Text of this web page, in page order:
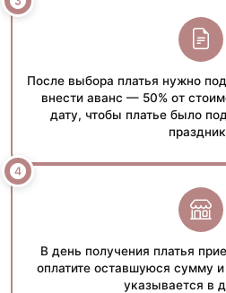
После выбора платья нужно
внести аванс — 50% от
дату, чтобы платье было
В день получения платья
оплатите оставшуюся сумму
указывается в